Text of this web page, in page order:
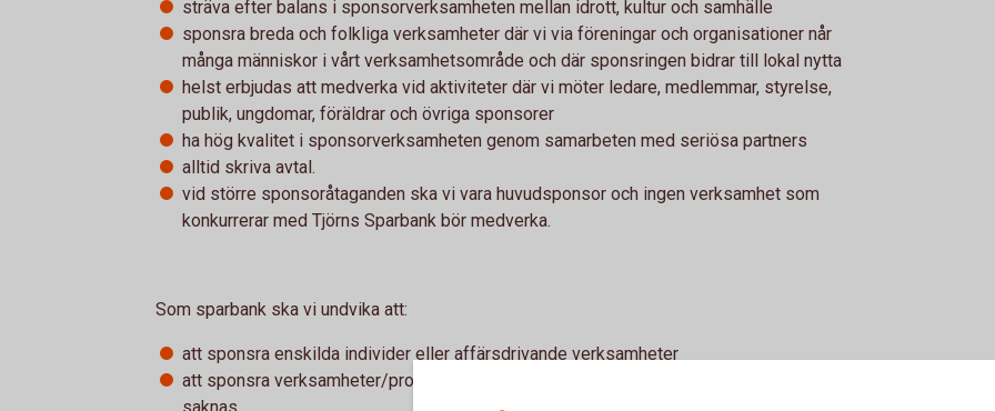
sträva efter balans i sponsorverksamheten mellan idrott, kultur och samhälle
sponsra breda och folkliga verksamheter där vi via föreningar och organisationer når
många människor i vårt verksamhetsområde och där sponsringen bidrar till lokal nytta
helst erbjudas att medverka vid aktiviteter där vi möter ledare, medlemmar, styrelse,
publik, ungdomar, föräldrar och övriga sponsorer
ha hög kvalitet i sponsorverksamheten genom samarbeten med seriösa partners
alltid skriva avtal.
vid större sponsoråtaganden ska vi vara huvudsponsor och ingen verksamhet som
konkurrerar med Tjörns Sparbank bör medverka.
Som sparbank ska vi undvika att:
att sponsra enskilda individer eller affärsdrivande verksamheter
att sponsra verksamheter/projekt där kopplingen till Tjörns Sparbank är svag eller